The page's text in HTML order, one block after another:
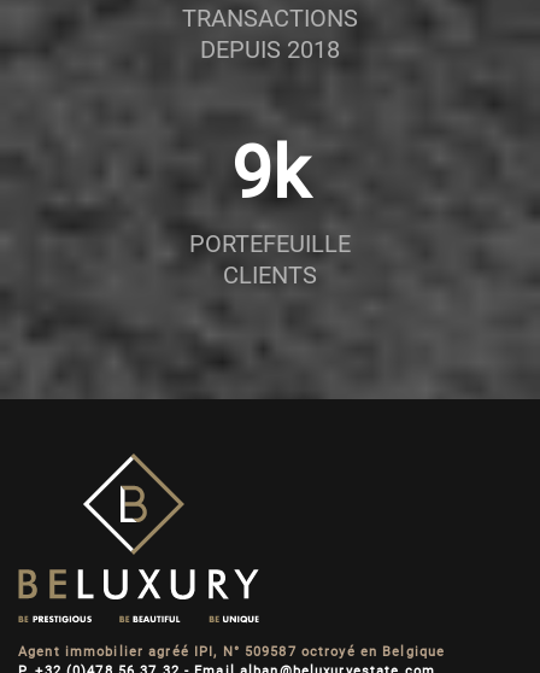
TRANSACTIONS
DEPUIS 2018
9k
PORTEFEUILLE
CLIENTS
Agent immobilier agréé IPI, N° 509587 octroyé en Belgique